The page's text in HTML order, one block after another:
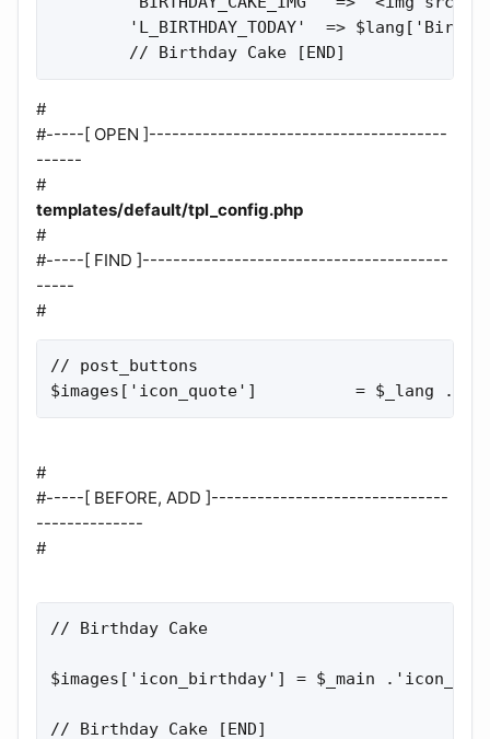
'L_BIRTHDAY_TODAY'  =>
        // Birthday Cake [END]
#
#-----[ OPEN ]---------------------------------------
------
#
templates/default/tpl_config.php
#
#-----[ FIND ]----------------------------------------
-----
#
// post_buttons
$images['icon_quote']          = $_lang
#
#-----[ BEFORE, ADD ]-------------------------------
--------------
#
// Birthday Cake
$images['icon_birthday'] = $_main
// Birthday Cake [END]